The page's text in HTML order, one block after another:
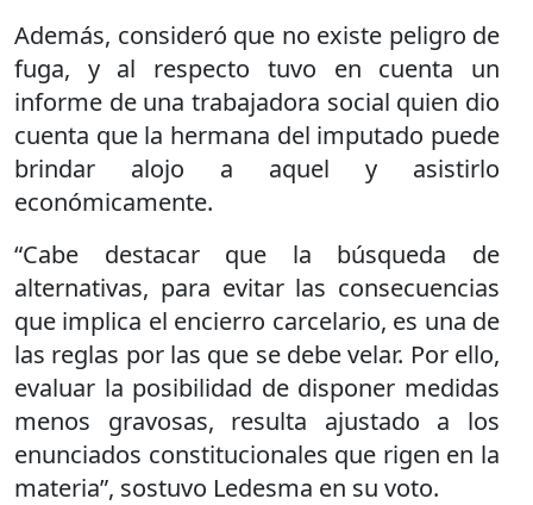
Además, consideró que no existe peligro de
fuga, y al respecto tuvo en cuenta un
informe de una trabajadora social quien dio
cuenta que la hermana del imputado puede
brindar alojo a aquel y asistirlo
económicamente.
“Cabe destacar que la búsqueda de
alternativas, para evitar las consecuencias
que implica el encierro carcelario, es una de
las reglas por las que se debe velar. Por ello,
evaluar la posibilidad de disponer medidas
menos gravosas, resulta ajustado a los
enunciados constitucionales que rigen en la
materia”, sostuvo Ledesma en su voto.